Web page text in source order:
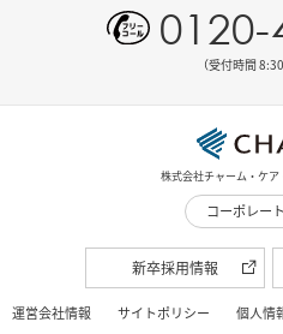
0120-
（受付時間
株式会社チャーム・ケ
コーポレー
新卒採用情報
運営会社情報 サイトポリシー 個人情